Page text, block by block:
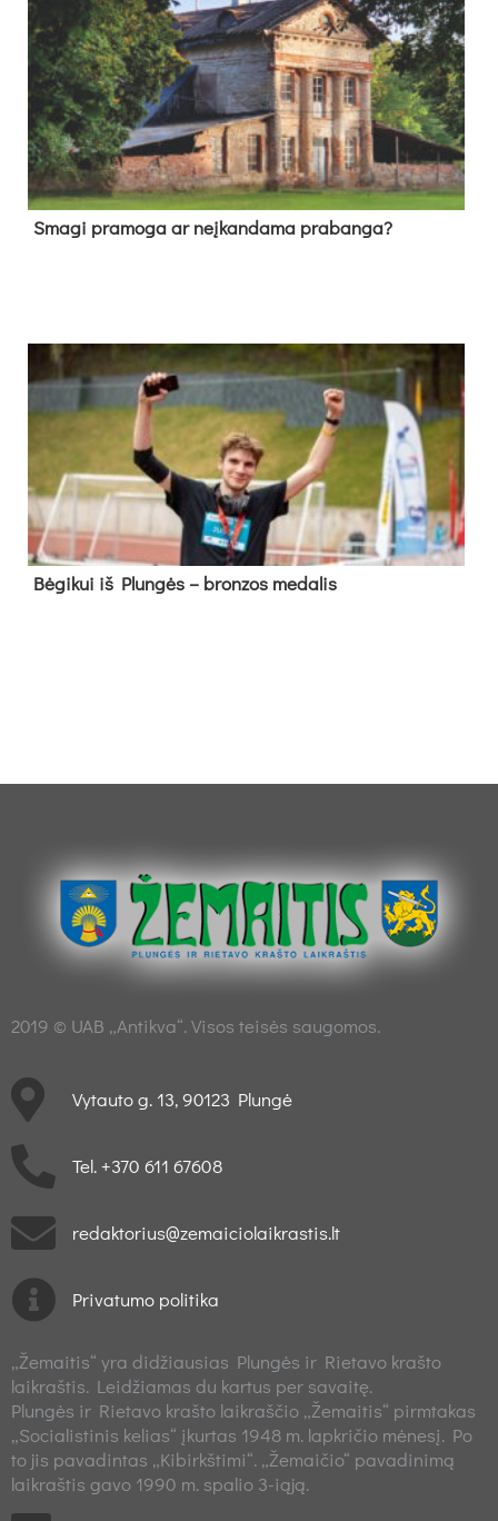
Sma­gi pra­mo­ga ar neį­kan­da­ma pra­ban­ga?
Bė­gi­kui iš Plun­gės – bron­zos me­da­lis
2019 © UAB „Antikva“. Visos teisės saugomos.
Vytauto g. 13, 90123 Plungė
Tel. +370 611 67608
redaktorius@zemaiciolaikrastis.lt
Privatumo politika
„Žemaitis“ yra didžiausias Plungės ir Rietavo krašto
laikraštis. Leidžiamas du kartus per savaitę.
Plungės ir Rietavo krašto laikraščio „Žemaitis“ pirmtakas
„Socialistinis kelias“ įkurtas 1948 m. lapkričio mėnesį. Po
to jis pavadintas „Kibirkštimi“. „Žemaičio“ pavadinimą
laikraštis gavo 1990 m. spalio 3-iąją.